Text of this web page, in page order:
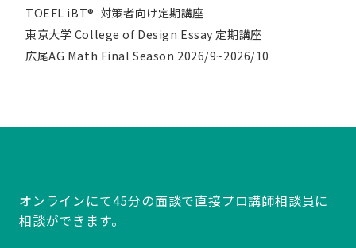
TOEFL iBT® 対策者向け定期講座
東京大学 College of Design Essay 定期講座
広尾AG Math Final Season 2026/9~2026/10
オンラインにて45分の面談で直接プロ講師相談員に
相談ができます。